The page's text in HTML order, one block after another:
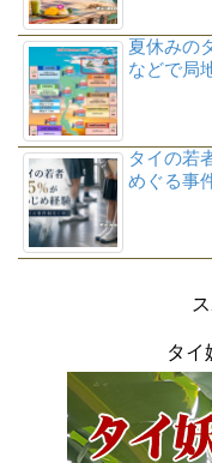
夏休みの
などで局
タイの若
めぐる事
タイ